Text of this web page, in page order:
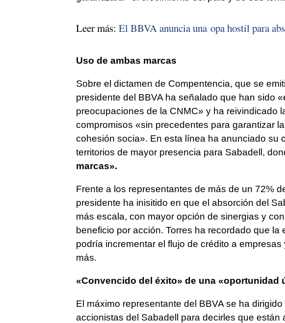
Leer más: El BBVA anuncia una opa hostil para
Uso de ambas marcas
Sobre el dictamen de Compentencia, que se
presidente del BBVA ha señalado que han sido
preocupaciones de la CNMC» y ha reivindicado
compromisos «sin precedentes para garantizar
cohesión socia». En esta línea ha anunciado su
territorios de mayor presencia para Sabadell,
marcas».
Frente a los representantes de más de un 72%
presidente ha inisitido en que el absorción del
más escala, con mayor opción de sinergias y
beneficio por acción. Torres ha recordado que la
podría incrementar el flujo de crédito a
más.
«Convencido del éxito» de una «oportunidad
El máximo representante del BBVA se ha
accionistas del Sabadell para decirles que están